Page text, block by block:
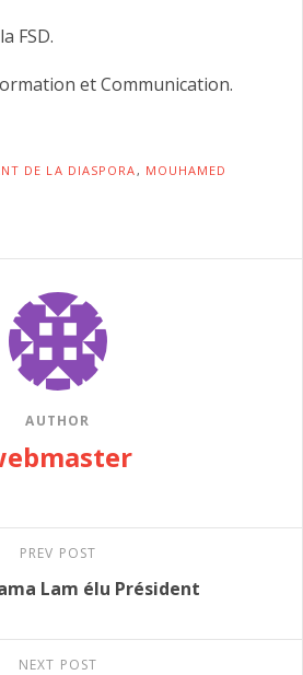
FSD.
et Communication.
DE LA DIASPORA , MOUHAMED
AUTHOR
PREV POST
Lam élu Président
NEXT POST